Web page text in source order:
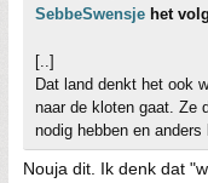
SebbeSwensje het
[..]
Dat land denkt het ook
naar de kloten gaat. Ze
nodig hebben en
Nouja dit. Ik denk dat